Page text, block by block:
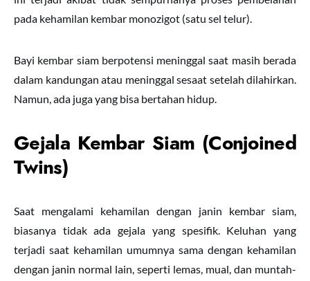
pada kehamilan kembar monozigot (satu sel telur).
Bayi kembar siam berpotensi meninggal saat masih berada
dalam kandungan atau meninggal sesaat setelah dilahirkan.
Namun, ada juga yang bisa bertahan hidup.
Gejala Kembar Siam (Conjoined
Twins)
Saat mengalami kehamilan dengan janin kembar siam,
biasanya tidak ada gejala yang spesifik. Keluhan yang
terjadi saat kehamilan umumnya sama dengan kehamilan
dengan janin normal lain, seperti lemas, mual, dan muntah-